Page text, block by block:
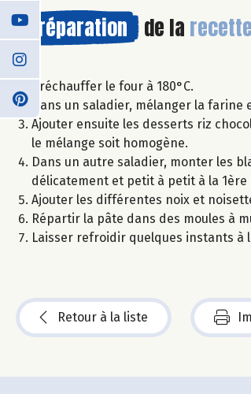
Préparation de la recette
Préchauffer le four à 180°C.
Dans un saladier, mélanger la
Ajouter ensuite les desserts riz
le mélange soit homogène.
Dans un autre saladier, monter les
délicatement et petit à petit à la
Ajouter les différentes noix et
Répartir la pâte dans des moules à
Laisser refroidir quelques instants à
Retour à la liste